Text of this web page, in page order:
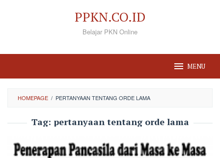
PPKN.CO.ID
Belajar PKN Online
MENU
HOMEPAGE / PERTANYAAN TENTANG ORDE LAMA
Tag: pertanyaan tentang orde lama